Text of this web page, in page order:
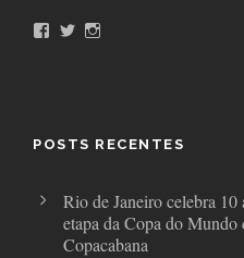
k
T
a
POSTS RECENTES
Rio de Janeiro celebra
etapa da Copa do
Copacabana